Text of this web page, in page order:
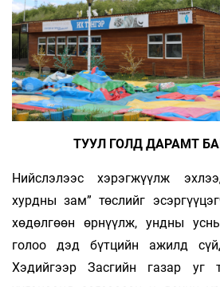
ТУУЛ ГОЛД ДАРАМТ
Нийслэлээс хэрэгжүүлж
хурдны зам” төслийг
хөдөлгөөн өрнүүлж, ундны
голоо дэд бүтцийн ажилд
Хэдийгээр Засгийн газар уг